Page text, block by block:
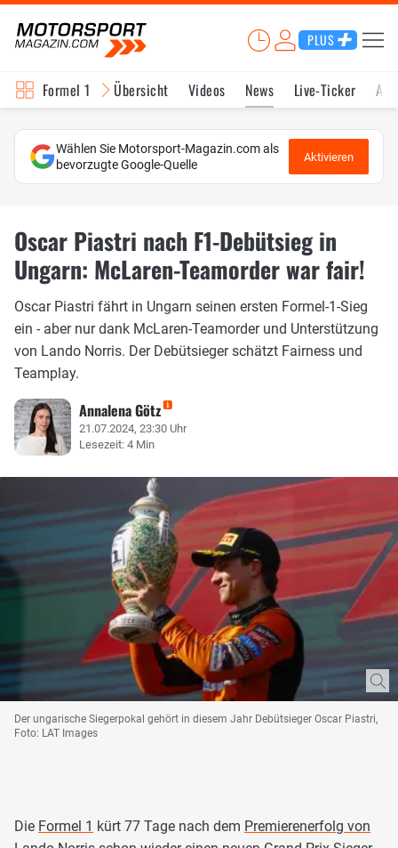
PLUS
Formel 1 Übersicht Videos News Live-Ticker
Wählen Sie Motorsport-Magazin.com als
bevorzugte Google-Quelle
Aktivieren
Oscar Piastri nach F1-Debütsieg in
Ungarn: McLaren-Teamorder war fair!
Oscar Piastri fährt in Ungarn seinen ersten Formel-1-Sieg
ein - aber nur dank McLaren-Teamorder und Unterstützung
von Lando Norris. Der Debütsieger schätzt Fairness und
Teamplay.
Annalena Götz
21.07.2024, 23:30 Uhr
Lesezeit: 4 Min
Der ungarische Siegerpokal gehört in diesem Jahr Debütsieger Oscar Piastri,
Foto: LAT Images
Die Formel 1 kürt 77 Tage nach dem Premierenerfolg von